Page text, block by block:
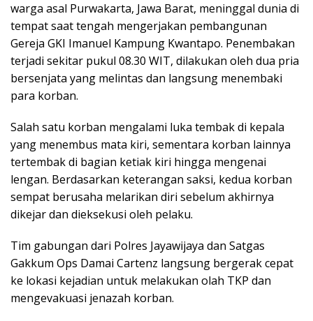
warga asal Purwakarta, Jawa Barat, meninggal dunia di
tempat saat tengah mengerjakan pembangunan
Gereja GKI Imanuel Kampung Kwantapo. Penembakan
terjadi sekitar pukul 08.30 WIT, dilakukan oleh dua pria
bersenjata yang melintas dan langsung menembaki
para korban.
Salah satu korban mengalami luka tembak di kepala
yang menembus mata kiri, sementara korban lainnya
tertembak di bagian ketiak kiri hingga mengenai
lengan. Berdasarkan keterangan saksi, kedua korban
sempat berusaha melarikan diri sebelum akhirnya
dikejar dan dieksekusi oleh pelaku.
Tim gabungan dari Polres Jayawijaya dan Satgas
Gakkum Ops Damai Cartenz langsung bergerak cepat
ke lokasi kejadian untuk melakukan olah TKP dan
mengevakuasi jenazah korban.